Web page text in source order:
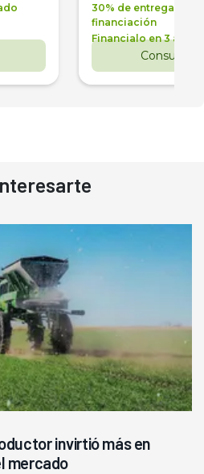
30% de entrega +
financiación
Financialo en 3 años
Consultar
invirtió más en
mercado